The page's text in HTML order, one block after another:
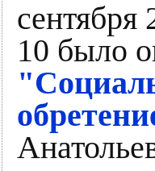
10 было